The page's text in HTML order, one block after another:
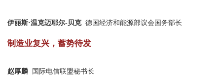
伊丽斯·温克迈耶尔-贝克 德国经济和能源部议会国务部长
制造业复兴，蓄势待发
赵厚麟 国际电信联盟秘书长